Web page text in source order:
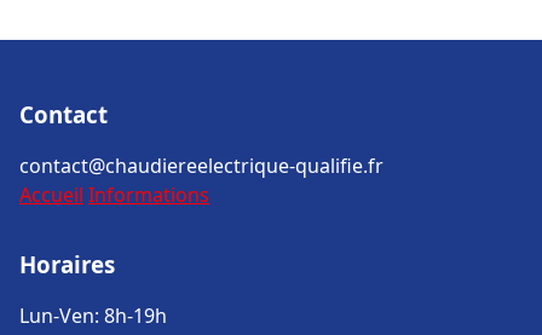
Contact
contact@chaudiereelectrique-qualifie.fr
Accueil Informations
Horaires
Lun-Ven: 8h-19h